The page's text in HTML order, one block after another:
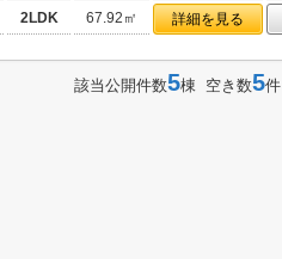
2LDK 67.92㎡ 詳細を見る
該当公開件数5棟 空き数5件